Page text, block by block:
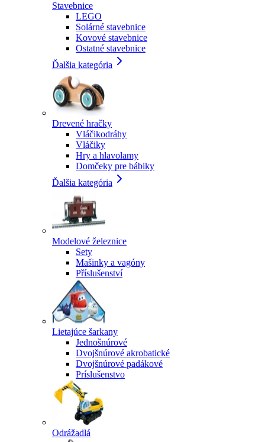
Stavebnice
LEGO
Solárné stavebnice
Kovové stavebnice
Ostatné stavebnice
Ďalšia kategória
Drevené hračky
Vláčikodráhy
Vláčiky
Hry a hlavolamy
Domčeky pre bábiky
Ďalšia kategória
Modelové železnice
Sety
Mašinky a vagóny
Příslušenství
Lietajúce šarkany
Jednošnúrové
Dvojšnúrové akrobatické
Dvojšnúrové padákové
Príslušenstvo
Odrážadlá